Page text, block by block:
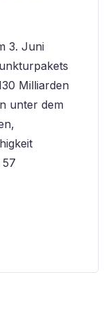
3. Juni
Milliarden
unter dem